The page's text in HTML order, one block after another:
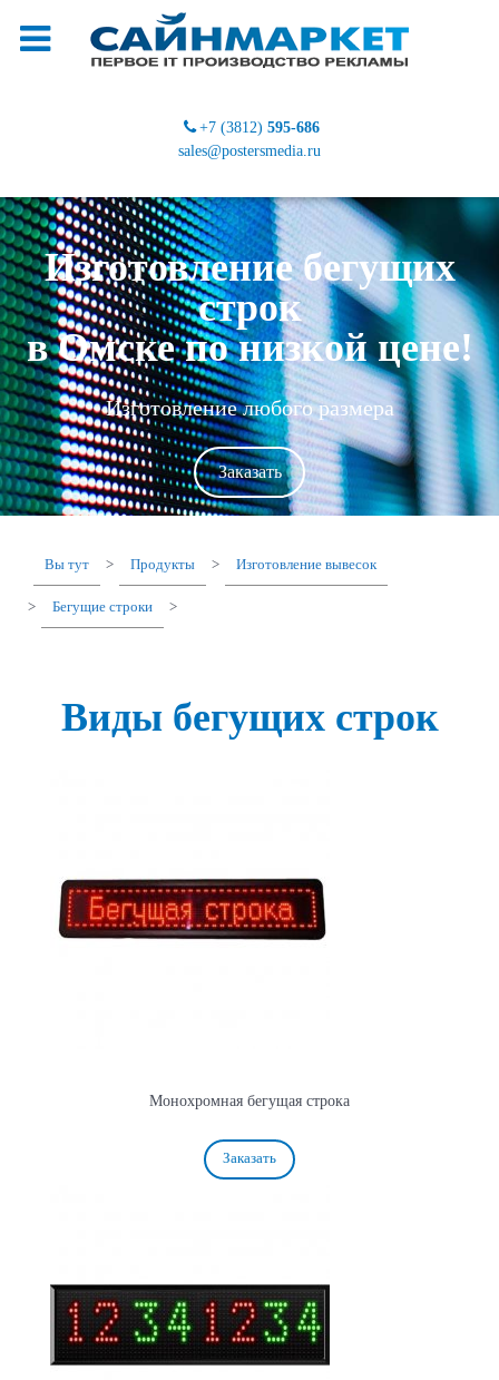
+7 (3812)595-686
sales@postersmedia.ru
Изготовление бегущих
строк
в Омске по низкой цене!
Изготовление любого размера
Заказать
Вы тут > Продукты > Изготовление вывесок
> Бегущие строки >
Виды бегущих строк
Монохромная бегущая строка
Заказать